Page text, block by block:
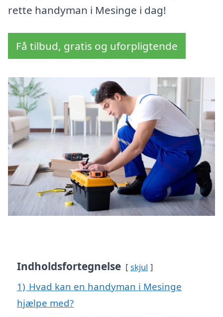
rette handyman i Mesinge i dag!
Få tilbud, gratis og uforpligtende
Indholdsfortegnelse skjul
1) Hvad kan en handyman i Mesinge
hjælpe med?